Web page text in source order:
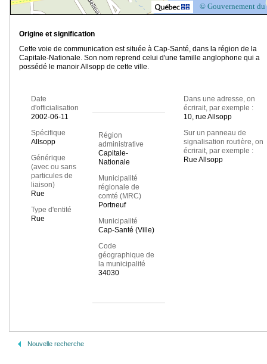
© Gouvernement du
Origine et signification
Cette voie de communication est située à Cap-Santé, dans la région de la
Capitale-Nationale. Son nom reprend celui d'une famille anglophone qui a
possédé le manoir Allsopp de cette ville.
Date
d'officialisation
2002-06-11
Spécifique
Allsopp
Générique
(avec ou sans
particules de
liaison)
Rue
Type d'entité
Rue
Région
administrative
Capitale-
Nationale
Municipalité
régionale de
comté (MRC)
Portneuf
Municipalité
Cap-Santé (Ville)
Code
géographique de
la municipalité
34030
Dans une adresse, on
écrirait, par exemple :
10, rue Allsopp
Sur un panneau de
signalisation routière, on
écrirait, par exemple :
Rue Allsopp
Nouvelle recherche